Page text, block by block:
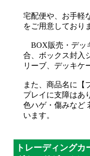
宅配便や、お手軽
をご用意しており
BOX販売・デッ
合、ボックス封入
リーブ、デッキケ
また、商品名に【
プレイに支障はあ
色ハゲ・傷みなど
います。
トレーディング